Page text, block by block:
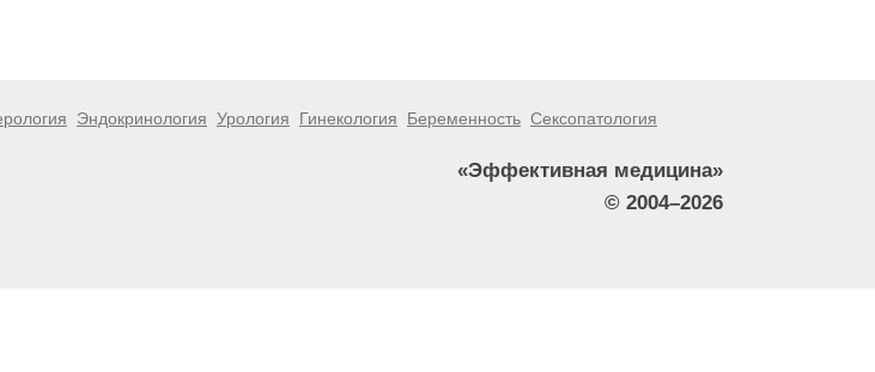
Эндокринология Урология Гинекология Беременность Сексопатология
«Эффективная медицина»
© 2004–2026